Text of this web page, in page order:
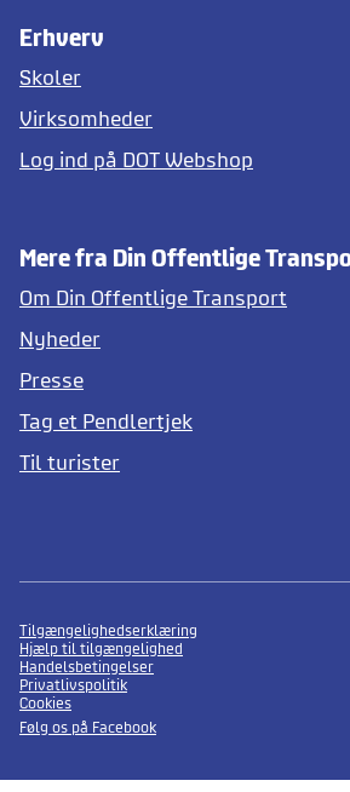
Erhverv
Skoler
Virksomheder
Log ind på DOT Webshop
Mere fra Din Offentlige
Om Din Offentlige Transport
Nyheder
Presse
Tag et Pendlertjek
Til turister
Tilgængelighedserklæring
Hjælp til tilgængelighed
Handelsbetingelser
Privatlivspolitik
Cookies
Følg os på Facebook